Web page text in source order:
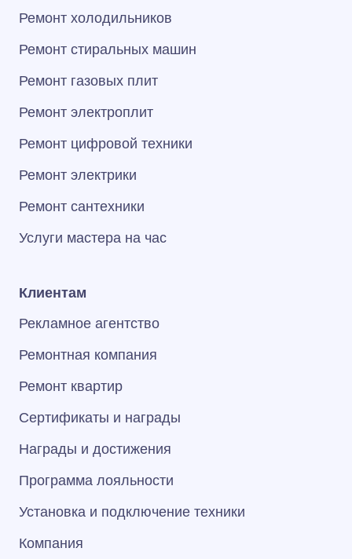
Ремонт холодильников
Ремонт стиральных машин
Ремонт газовых плит
Ремонт электроплит
Ремонт цифровой техники
Ремонт электрики
Ремонт сантехники
Услуги мастера на час
Клиентам
Рекламное агентство
Ремонтная компания
Ремонт квартир
Сертификаты и награды
Награды и достижения
Программа лояльности
Установка и подключение техники
Компания